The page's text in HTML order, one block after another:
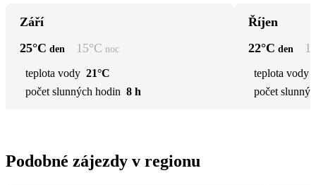
Září
25°C den 15°C noc
teplota vody 21°C
počet slunných hodin 8 h
Říjen
22°C den 11
teplota vody
počet
Podobné zájezdy v regionu